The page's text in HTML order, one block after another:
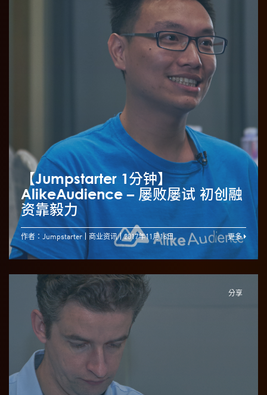
【Jumpstarter 1分钟】
AlikeAudience – 屡败屡试 初创融
资靠毅力
作者：Jumpstarter 商业资讯 2017年11月16日 更多
分享